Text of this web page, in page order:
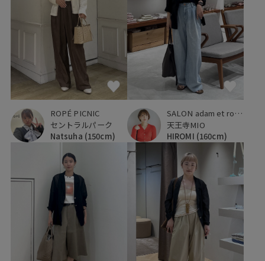
ROPÉ PICNIC
セントラルパーク
Natsuha (150cm)
SALON adam et ropé
天王寺MIO
HIROMI (160cm)